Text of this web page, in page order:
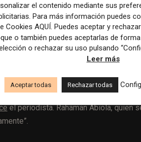
no transformará el periodismo
mantenerse en contacto con lo que
que se pueden configurar para
listas, tendencias, favoritos,
el periodista. Rahaman Abiola, quien
el contenido mediante sus
Para más información puedes
Cookies AQUÍ. Puedes aceptar y
o también puedes aceptarlas de
o rechazar su uso pulsando
Leer más
Aceptar todas Rechazar todas